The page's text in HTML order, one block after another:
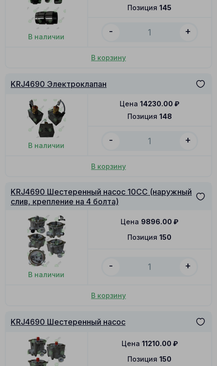
В наличии
Позиция 145
- +
В корзину
KRJ4690 Электроклапан
В наличии
Позиция 148
Цена 14230.00 ₽
- +
В корзину
KRJ4690 Шестеренный насос 10CC (наружный
слив, крепление на 4 болта)
В наличии
Позиция 150
Цена 9896.00 ₽
- +
В корзину
KRJ4690 Шестеренный насос
Позиция 150
Цена 11210.00 ₽